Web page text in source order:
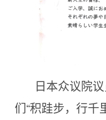
日本众议院
们“积跬步，行千